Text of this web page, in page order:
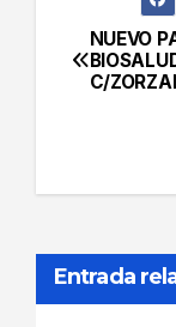
de
NUEVO
C/
Entrada